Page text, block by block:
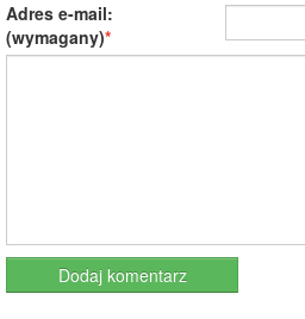
Adres e-mail:
(wymagany)